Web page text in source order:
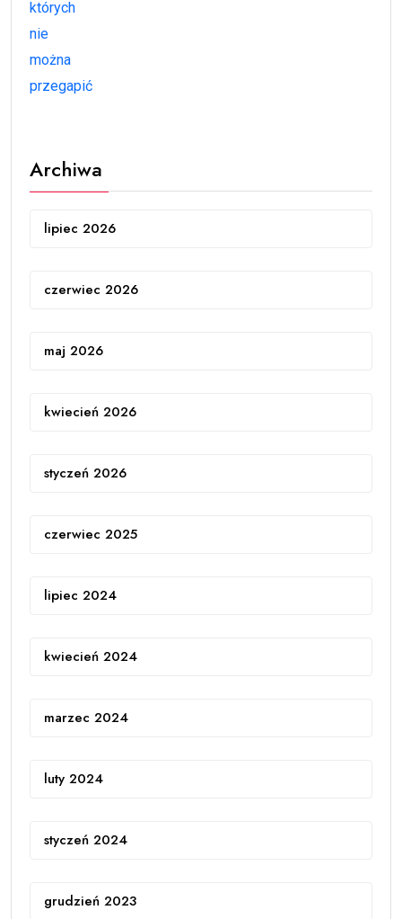
Archiwa
lipiec 2026
czerwiec 2026
maj 2026
kwiecień 2026
styczeń 2026
czerwiec 2025
lipiec 2024
kwiecień 2024
marzec 2024
luty 2024
styczeń 2024
grudzień 2023